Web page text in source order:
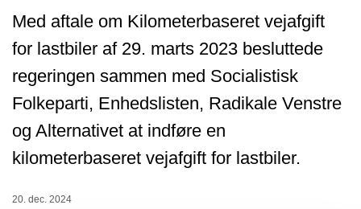
Med aftale om Kilometerbaseret vejafgift
for lastbiler af 29. marts 2023 besluttede
regeringen sammen med Socialistisk
Folkeparti, Enhedslisten, Radikale Venstre
og Alternativet at indføre en
kilometerbaseret vejafgift for lastbiler.
20. dec. 2024